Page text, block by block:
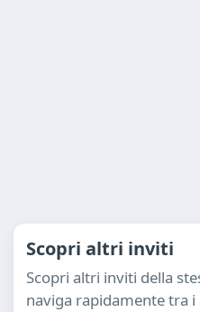
Scopri altri inviti
Scopri altri inviti della
naviga rapidamente tra